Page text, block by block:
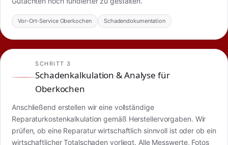
Vor-Ort-Service Oberkochen Schadendokumentation
SCHRITT 3
Schadenkalkulation & Analyse für
Oberkochen
Anschließend erstellen wir eine vollständige
Reparaturkostenkalkulation gemäß Herstellervorgaben. Wir
prüfen, ob eine Reparatur wirtschaftlich sinnvoll ist oder ob ein
wirtschaftlicher Totalschaden vorliegt. Alle Messwerte, Fotos